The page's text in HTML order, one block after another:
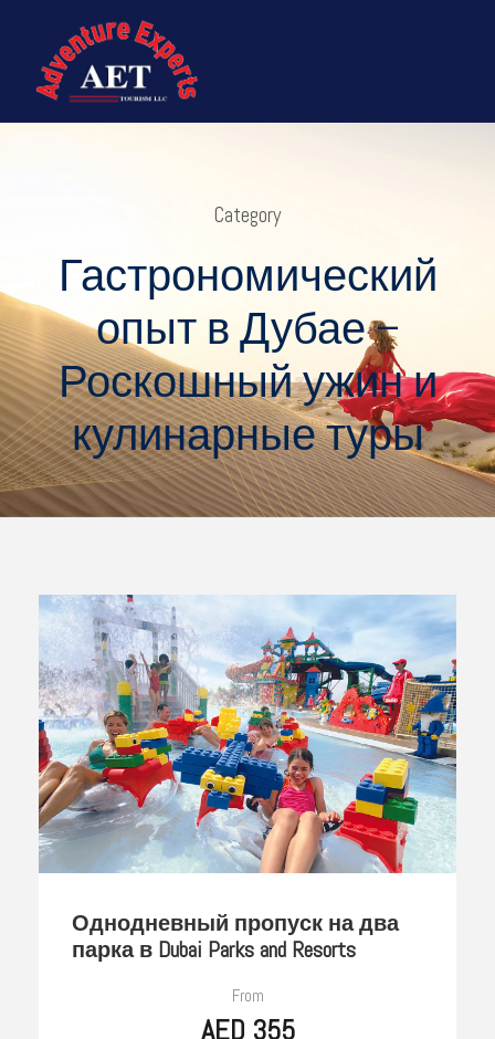
Category
Гастрономический
опыт в Дубае –
Роскошный ужин и
кулинарные туры
Однодневный пропуск на два
парка в Dubai Parks and Resorts
From
AED 355